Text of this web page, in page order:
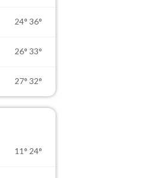
24° 36°
26° 33°
27° 32°
11° 24°